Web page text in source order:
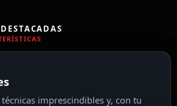
imprescindibles y, con tu